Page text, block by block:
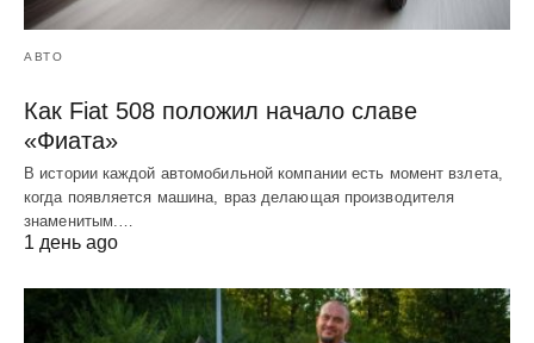
АВТО
Как Fiat 508 положил начало славе
«Фиата»
В истории каждой автомобильной компании есть момент взлета,
когда появляется машина, враз делающая производителя
знаменитым.…
1 день ago